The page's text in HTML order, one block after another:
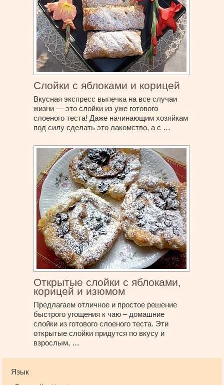
Слойки с яблоками и корицей
Вкусная экспресс выпечка на все случаи
жизни — это слойки из уже готового
слоеного теста! Даже начинающим хозяйкам
под силу сделать это лакомство, а с …
Открытые слойки с яблоками,
корицей и изюмом
Предлагаем отличное и простое решение
быстрого угощения к чаю – домашние
слойки из готового слоеного теста. Эти
открытые слойки придутся по вкусу и
взрослым, …
Язык